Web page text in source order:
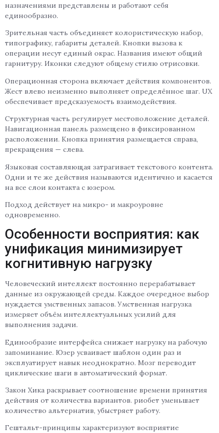
назначениями представлены и работают себя
единообразно.
Зрительная часть объединяет колористическую набор,
типографику, габариты деталей. Кнопки вызова к
операции несут единый окрас. Названия имеют общий
гарнитуру. Иконки следуют общему стилю отрисовки.
Операционная сторона включает действия компонентов.
Жест влево неизменно выполняет определённое шаг. UX
обеспечивает предсказуемость взаимодействия.
Структурная часть регулирует местоположение деталей.
Навигационная панель размещено в фиксированном
расположении. Кнопка принятия размещается справа,
прекращения — слева.
Языковая составляющая затрагивает текстового контента.
Одни и те же действия называются идентично и касается
на все слои контакта с юзером.
Подход действует на микро- и макроуровне
одновременно.
Особенности восприятия: как
унификация минимизирует
когнитивную нагрузку
Человеческий интеллект постоянно перерабатывает
данные из окружающей среды. Каждое очередное выбор
нуждается умственных запасов. Умственная нагрузка
измеряет объём интеллектуальных усилий для
выполнения задачи.
Единообразие интерфейса снижает нагрузку на рабочую
запоминание. Юзер усваивает шаблон один раз и
эксплуатирует навык неоднократно. Мозг переводит
циклические шаги в автоматический формат.
Закон Хика раскрывает соотношение времени принятия
действия от количества вариантов. риобет уменьшает
количество альтернатив, убыстряет работу.
Гештальт-принципы характеризуют восприятие